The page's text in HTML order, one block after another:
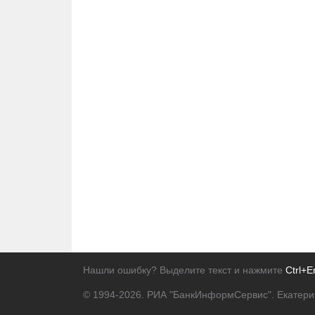
Нашли ошибку? Выделите текст и нажмите
© 1994-2026. РИА "БанкИнформСервис".